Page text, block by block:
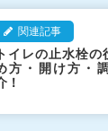
関連記事
トイレの止水栓の
方・開け方・
！